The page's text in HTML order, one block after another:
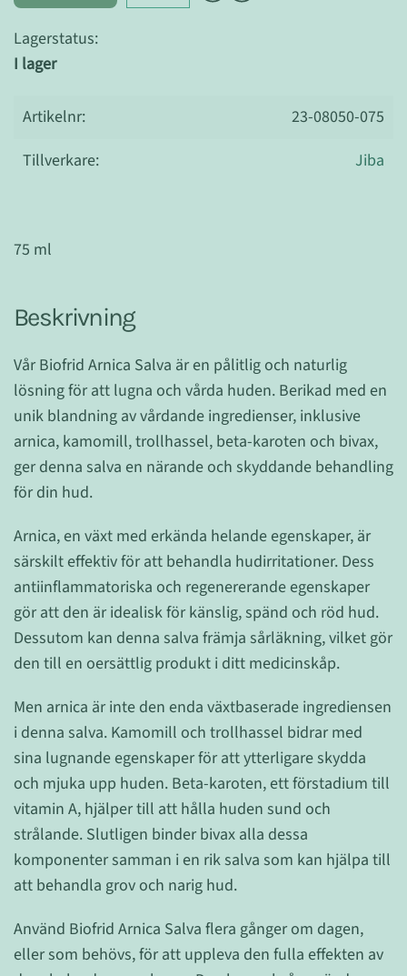
Lagerstatus:
I lager
Artikelnr:
23-08050-075
Tillverkare:
Jiba
75 ml
Beskrivning
Vår Biofrid Arnica Salva är en pålitlig och naturlig
lösning för att lugna och vårda huden. Berikad med en
unik blandning av vårdande ingredienser, inklusive
arnica, kamomill, trollhassel, beta-karoten och bivax,
ger denna salva en närande och skyddande behandling
för din hud.
Arnica, en växt med erkända helande egenskaper, är
särskilt effektiv för att behandla hudirritationer. Dess
antiinflammatoriska och regenererande egenskaper
gör att den är idealisk för känslig, spänd och röd hud.
Dessutom kan denna salva främja sårläkning, vilket gör
den till en oersättlig produkt i ditt medicinskåp.
Men arnica är inte den enda växtbaserade ingrediensen
i denna salva. Kamomill och trollhassel bidrar med
sina lugnande egenskaper för att ytterligare skydda
och mjuka upp huden. Beta-karoten, ett förstadium till
vitamin A, hjälper till att hålla huden sund och
strålande. Slutligen binder bivax alla dessa
komponenter samman i en rik salva som kan hjälpa till
att behandla grov och narig hud.
Använd Biofrid Arnica Salva flera gånger om dagen,
eller som behövs, för att uppleva den fulla effekten av